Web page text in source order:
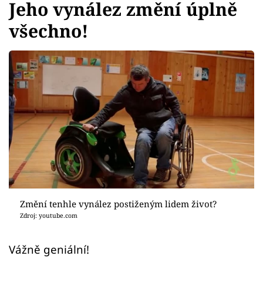
Showbyznys
Youtubeři
Virály
Sex a vztahy
Videa
Sledujte prima+
Přihlášení
Sledujte nás
Jeho vynález změní úplně
všechno!
Změní tenhle vynález postiženým lidem život?
Zdroj: youtube.com
Vážně geniální!